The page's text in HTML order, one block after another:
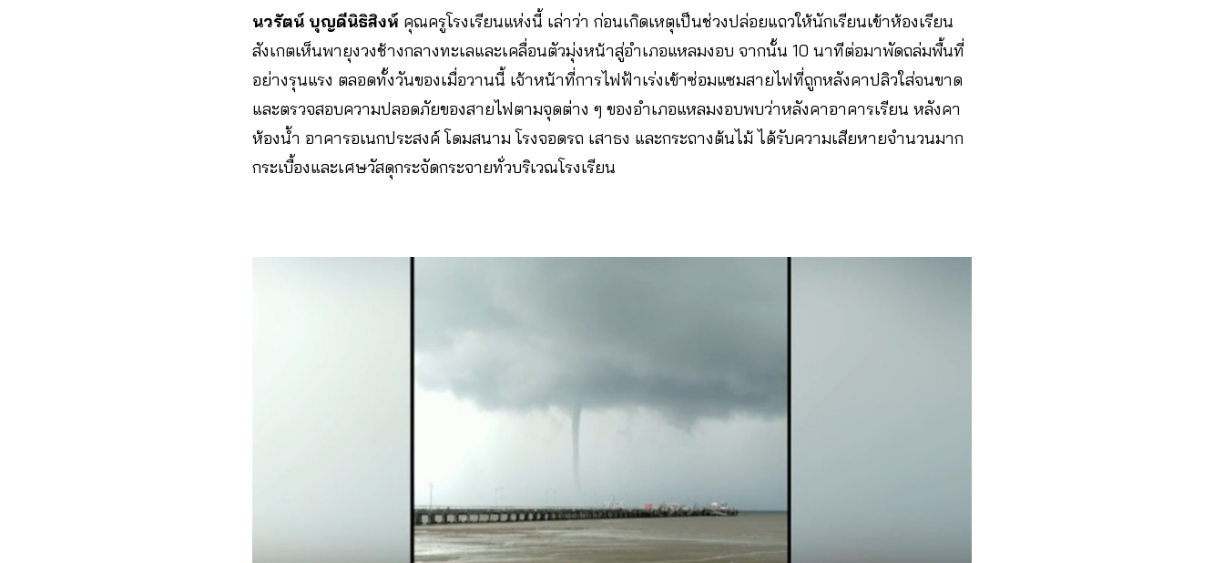
นวรัตน์ บุญดีนิธิสิงห์ คุณครูโรงเรียนแห่งนี้ เล่าว่า ก่อนเกิดเหตุเป็นช่วงปล่อยแถวให้นักเรียนเข้าห้องเรียน
สังเกตเห็นพายุงวงช้างกลางทะเลและเคลื่อนตัวมุ่งหน้าสู่อำเภอแหลมงอบ จากนั้น 10 นาทีต่อมาพัดถล่มพื้นที่
อย่างรุนแรง ตลอดทั้งวันของเมื่อวานนี้ เจ้าหน้าที่การไฟฟ้าเร่งเข้าซ่อมแซมสายไฟที่ถูกหลังคาปลิวใส่จนขาด
และตรวจสอบความปลอดภัยของสายไฟตามจุดต่าง ๆ ของอำเภอแหลมงอบพบว่าหลังคาอาคารเรียน หลังคา
ห้องน้ำ อาคารอเนกประสงค์ โดมสนาม โรงจอดรถ เสาธง และกระถางต้นไม้ ได้รับความเสียหายจำนวนมาก
กระเบื้องและเศษวัสดุกระจัดกระจายทั่วบริเวณโรงเรียน